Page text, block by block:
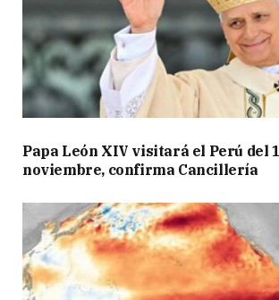
Papa León XIV visitará el Perú del
noviembre, confirma Cancillería